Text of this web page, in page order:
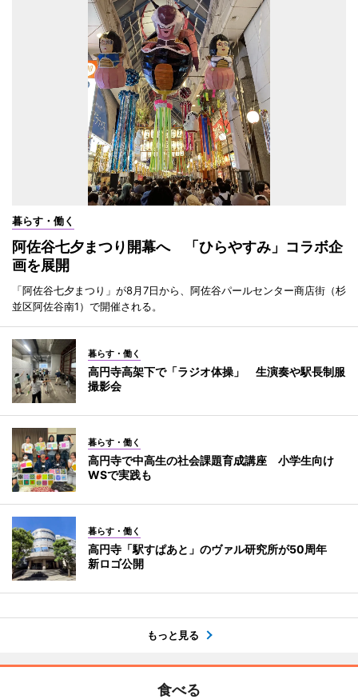
暮らす・働く
阿佐谷七夕まつり開幕へ 「ひらやすみ」コラボ企
画を展開
「阿佐谷七夕まつり」が8月7日から、阿佐谷パールセンター商店街（杉
並区阿佐谷南1）で開催される。
暮らす・働く
高円寺高架下で「ラジオ体操」 生演奏や駅長制服
撮影会
暮らす・働く
高円寺で中高生の社会課題育成講座 小学生向け
WSで実践も
暮らす・働く
高円寺「駅すぱあと」のヴァル研究所が50周年
新ロゴ公開
もっと見る
食べる